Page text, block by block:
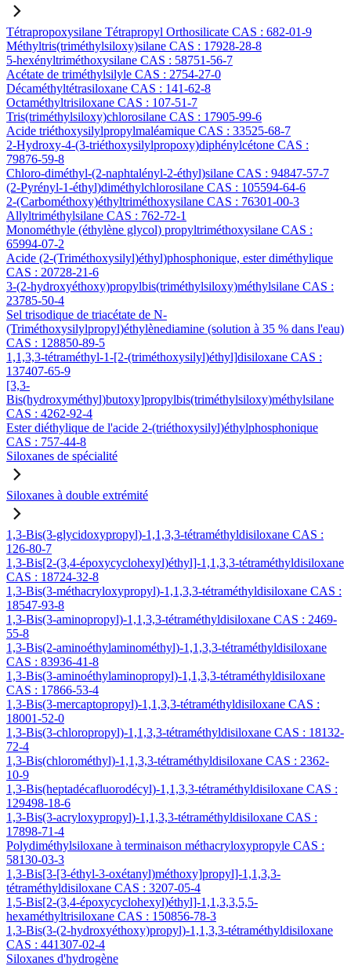
Tétrapropoxysilane Tétrapropyl Orthosilicate CAS : 682-01-9
Méthyltris(triméthylsiloxy)silane CAS : 17928-28-8
5-hexényltriméthoxysilane CAS : 58751-56-7
Acétate de triméthylsilyle CAS : 2754-27-0
Décaméthyltétrasiloxane CAS : 141-62-8
Octaméthyltrisiloxane CAS : 107-51-7
Tris(triméthylsiloxy)chlorosilane CAS : 17905-99-6
Acide triéthoxysilylpropylmaléamique CAS : 33525-68-7
2-Hydroxy-4-(3-triéthoxysilylpropoxy)diphénylcétone CAS :
79876-59-8
Chloro-diméthyl-(2-naphtalényl-2-éthyl)silane CAS : 94847-57-7
(2-Pyrényl-1-éthyl)diméthylchlorosilane CAS : 105594-64-6
2-(Carbométhoxy)éthyltriméthoxysilane CAS : 76301-00-3
Allyltriméthylsilane CAS : 762-72-1
Monométhyle (éthylène glycol) propyltriméthoxysilane CAS :
65994-07-2
Acide (2-(Triméthoxysilyl)éthyl)phosphonique, ester diméthylique
CAS : 20728-21-6
3-(2-hydroxyéthoxy)propylbis(triméthylsiloxy)méthylsilane CAS :
23785-50-4
Sel trisodique de triacétate de N-
(Triméthoxysilylpropyl)éthylènediamine (solution à 35 % dans l'eau)
CAS : 128850-89-5
1,1,3,3-tétraméthyl-1-[2-(triméthoxysilyl)éthyl]disiloxane CAS :
137407-65-9
[3,3-
Bis(hydroxyméthyl)butoxy]propylbis(triméthylsiloxy)méthylsilane
CAS : 4262-92-4
Ester diéthylique de l'acide 2-(triéthoxysilyl)éthylphosphonique
CAS : 757-44-8
Siloxanes de spécialité
Siloxanes à double extrémité
1,3-Bis(3-glycidoxypropyl)-1,1,3,3-tétraméthyldisiloxane CAS :
126-80-7
1,3-Bis[2-(3,4-époxycyclohexyl)éthyl]-1,1,3,3-tétraméthyldisiloxane
CAS : 18724-32-8
1,3-Bis(3-méthacryloxypropyl)-1,1,3,3-tétraméthyldisiloxane CAS :
18547-93-8
1,3-Bis(3-aminopropyl)-1,1,3,3-tétraméthyldisiloxane CAS : 2469-
55-8
1,3-Bis(2-aminoéthylaminométhyl)-1,1,3,3-tétraméthyldisiloxane
CAS : 83936-41-8
1,3-Bis(3-aminoéthylaminopropyl)-1,1,3,3-tétraméthyldisiloxane
CAS : 17866-53-4
1,3-Bis(3-mercaptopropyl)-1,1,3,3-tétraméthyldisiloxane CAS :
18001-52-0
1,3-Bis(3-chloropropyl)-1,1,3,3-tétraméthyldisiloxane CAS : 18132-
72-4
1,3-Bis(chlorométhyl)-1,1,3,3-tétraméthyldisiloxane CAS : 2362-
10-9
1,3-Bis(heptadécafluorodécyl)-1,1,3,3-tétraméthyldisiloxane CAS :
129498-18-6
1,3-Bis(3-acryloxypropyl)-1,1,3,3-tétraméthyldisiloxane CAS :
17898-71-4
Polydiméthylsiloxane à terminaison méthacryloxypropyle CAS :
58130-03-3
1,3-Bis[3-[3-éthyl-3-oxétanyl)méthoxy]propyl]-1,1,3,3-
tétraméthyldisiloxane CAS : 3207-05-4
1,5-Bis[2-(3,4-époxycyclohexyl)éthyl]-1,1,3,3,5,5-
hexaméthyltrisiloxane CAS : 150856-78-3
1,3-Bis(3-(2-hydroxyéthoxy)propyl)-1,1,3,3-tétraméthyldisiloxane
CAS : 441307-02-4
Siloxanes d'hydrogène